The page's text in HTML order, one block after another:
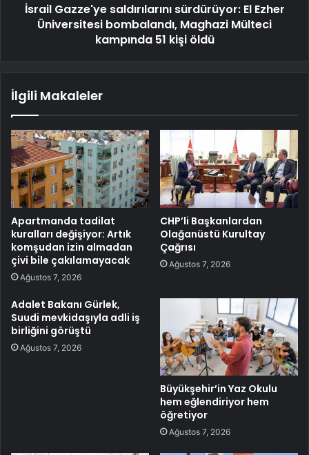
İsrail Gazze'ye saldırılarını sürdürüyor: El Ezher
Üniversitesi bombalandı, Maghazi Mülteci
kampında 51 kişi öldü
İlgili Makaleler
Apartmanda tadilat
kuralları değişiyor: Artık
komşudan izin almadan
çivi bile çakılamayacak
Ağustos 7, 2026
CHP’li Başkanlardan
Olağanüstü Kurultay
Çağrısı
Ağustos 7, 2026
Adalet Bakanı Gürlek,
Suudi mevkidaşıyla adli iş
birliğini görüştü
Ağustos 7, 2026
Büyükşehir’in Yaz Okulu
hem eğlendiriyor hem
öğretiyor
Ağustos 7, 2026